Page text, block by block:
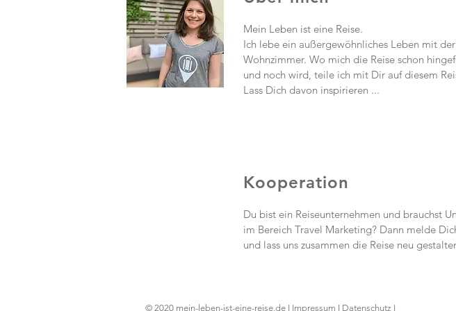
Mein Leben ist eine Reise.
Ich lebe ein außergewöhnliches Leben mit
Wohnzimmer. Wo mich die Reise schon
und noch wird, teile ich mit Dir auf diesem
Lass Dich davon inspirieren ...
Kooperation
Du bist ein Reiseunternehmen und brauchst
im Bereich Travel Marketing? Dann melde
und lass uns zusammen die Reise neu
© 2020 mein-leben-ist-eine-reise.de I Impressum I Datenschutz I